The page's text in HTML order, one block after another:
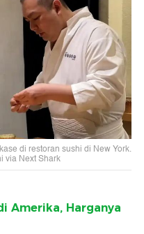
di restoran sushi di New York.
via Next Shark
Amerika, Harganya